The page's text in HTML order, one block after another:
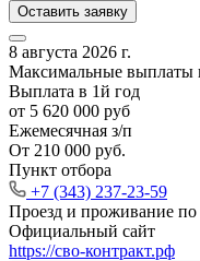
Оставить заявку
8 августа 2026 г.
Максимальные
Выплата в 1й год
от 5 620 000 руб
Ежемесячная з/п
От 210 000 руб.
Пункт отбора
+7 (343) 237-23-59
Проезд и проживание
Официальный сайт
https://сво‑контракт.рф